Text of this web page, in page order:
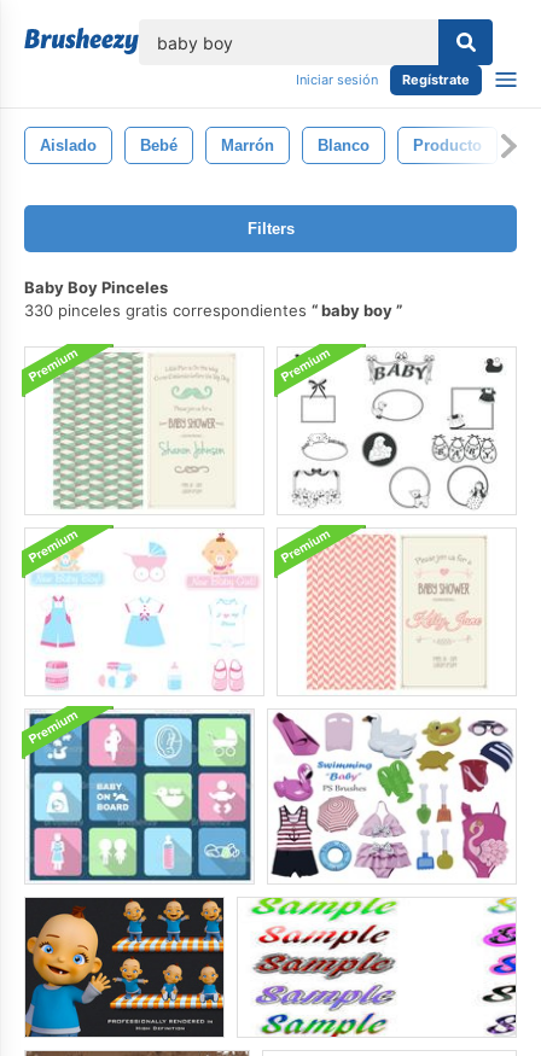
Iniciar sesión Regístrate
Aislado Bebé Marrón Blanco Producto
Filters
Baby Boy Pinceles
330 pinceles gratis correspondientes
baby boy